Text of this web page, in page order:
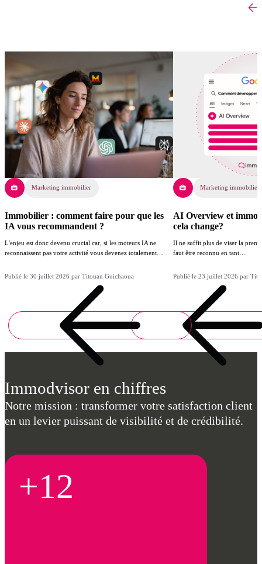
Marketing immobilier
Immobilier : comment faire pour que les
IA vous recommandent ?
L'enjeu est donc devenu crucial car, si les moteurs IA ne
reconnaissent pas votre activité vous devenez totalement…
Publié le 30 juillet 2026 par Titouan Guichaoua
Marketing immobilier
AI Overview et
cela change?
Il ne suffit plus de viser la
faut être reconnu en tant…
Publié le 23 juillet 2026 par
Immodvisor en chiffres
Notre mission : transformer votre satisfaction client
en un levier puissant de visibilité et de crédibilité.
+12